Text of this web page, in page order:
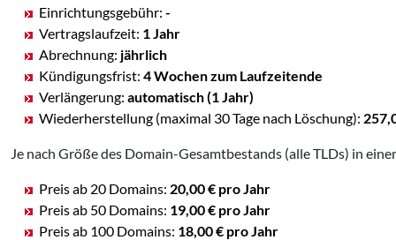
Einrichtungsgebühr: -
Vertragslaufzeit: 1 Jahr
Abrechnung: jährlich
Kündigungsfrist: 4 Wochen zum Laufzeitende
Verlängerung: automatisch (1 Jahr)
Wiederherstellung (maximal 30 Tage nach Löschung):
Je nach Größe des Domain-Gesamtbestands (alle TLDs) in
Preis ab 20 Domains: 20,00 € pro Jahr
Preis ab 50 Domains: 19,00 € pro Jahr
Preis ab 100 Domains: 18,00 € pro Jahr